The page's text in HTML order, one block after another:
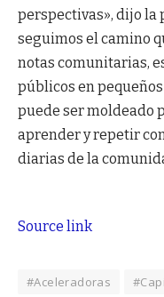
perspectivas», dijo la
seguimos el camino
notas comunitarias,
públicos en
puede ser moldeado
aprender y repetir
diarias de la
Source link
#Aceleradoras